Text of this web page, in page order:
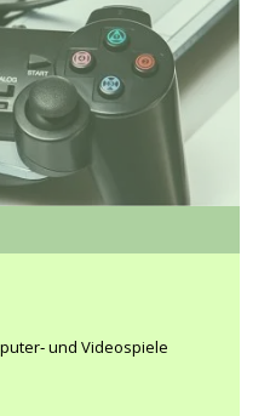
und Videospiele